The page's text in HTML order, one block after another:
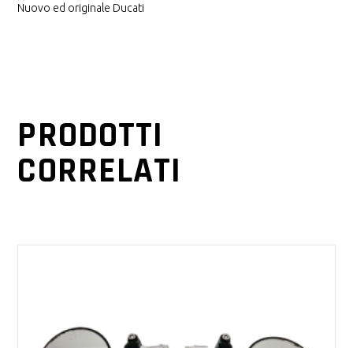
Nuovo ed originale Ducati
PRODOTTI
CORRELATI